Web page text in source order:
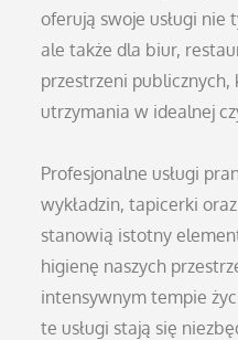
oferują swoje usługi nie
ale także dla biur,
przestrzeni
utrzymania w idealnej
Profesjonalne usługi
wykładzin, tapicerki
stanowią istotny
higienę naszych
intensywnym tempie
te usługi stają się